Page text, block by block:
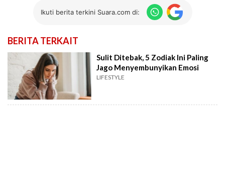
Ikuti berita terkini Suara.com di:
BERITA TERKAIT
Sulit Ditebak, 5 Zodiak Ini Paling
Jago Menyembunyikan Emosi
LIFESTYLE